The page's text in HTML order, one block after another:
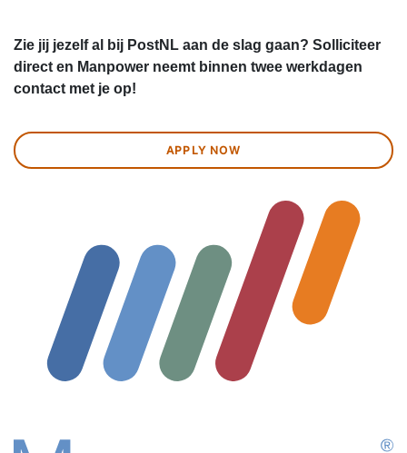
Zie jij jezelf al bij PostNL aan de slag gaan? Solliciteer
direct en Manpower neemt binnen twee werkdagen
contact met je op!
APPLY NOW